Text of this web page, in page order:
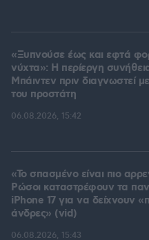
«Ξυπνούσε έως και εφτά
νύχτα»: Η περίεργη
Μπάιντεν πριν διαγνωστεί
του προστάτη
06.08.2026, 15:42
«Το σπασμένο είναι πιο
Ρώσοι καταστρέφουν τα
iPhone 17 για να δείχνουν
άνδρες» (vid)
06.08.2026, 15:43